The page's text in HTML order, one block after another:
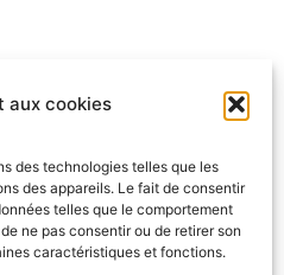
aux cookies
des technologies telles que les
des appareils. Le fait de consentir
telles que le comportement
ne pas consentir ou de retirer son
caractéristiques et fonctions.